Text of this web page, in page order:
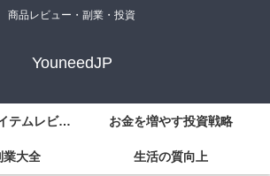
商品レビュー・副業・投資
YouneedJP
Amazon楽天の最強アイテムレビュー お金を増やす投資戦略
業大全 生活の質向上